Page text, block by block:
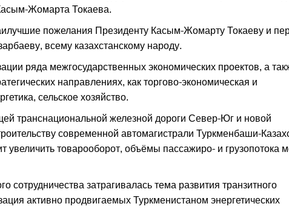
Жомарта Токаева.
пожелания Президенту Касым-Жомарту Токаеву и
всему казахстанскому народу.
ряда межгосударственных экономических проектов, а
направлениях, как торгово-экономическая и
сельское хозяйство.
транснациональной железной дороги Север-Юг и новой
современной автомагистрали Туркменбаши-
товарооборот, объёмы пассажиро- и грузопотока
сотрудничества затрагивалась тема развития транзитного
активно продвигаемых Туркменистаном энергетических